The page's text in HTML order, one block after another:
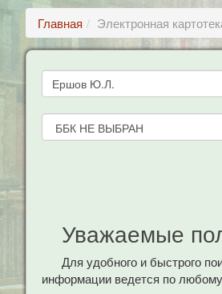
Главная Электронная
Уважаемые
Для удобного и быстрого
информации ведется по